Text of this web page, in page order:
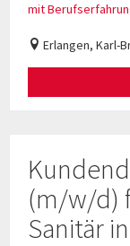
mit
Erlangen, Karl-
(m/w/d)
Sanitär